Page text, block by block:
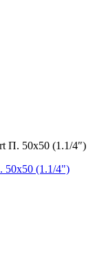
П. 50х50 (1.1/4″)